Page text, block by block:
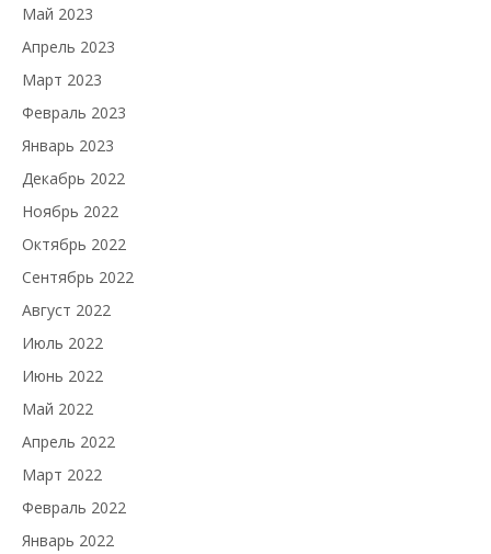
Май 2023
Апрель 2023
Март 2023
Февраль 2023
Январь 2023
Декабрь 2022
Ноябрь 2022
Октябрь 2022
Сентябрь 2022
Август 2022
Июль 2022
Июнь 2022
Май 2022
Апрель 2022
Март 2022
Февраль 2022
Январь 2022